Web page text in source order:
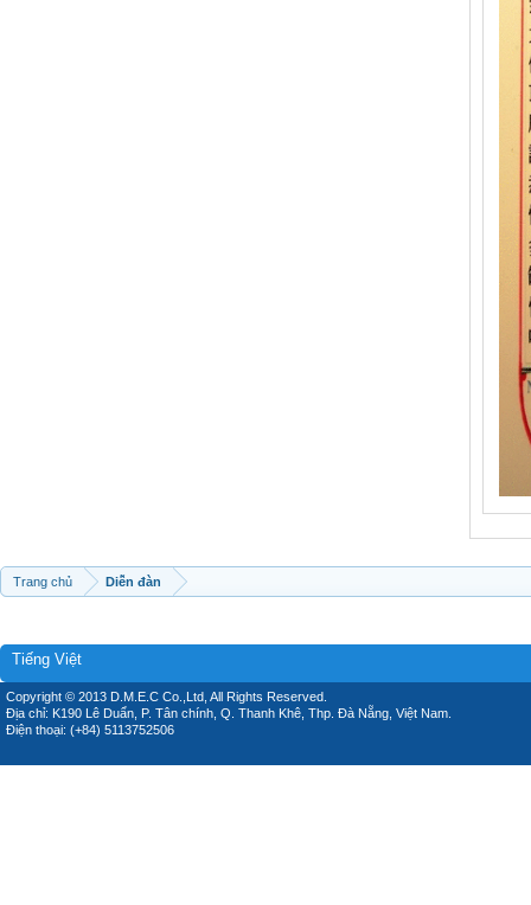
Trang chủ Diễn đàn
Tiếng Việt
Copyright © 2013 D.M.E.C Co.,Ltd, All Rights Reserved.
Địa chỉ: K190 Lê Duẩn, P. Tân chính, Q. Thanh Khê, Thp. Đà Nẵng, Việt Nam.
Điện thoại: (+84) 5113752506